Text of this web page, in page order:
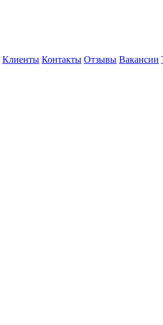
Клиенты Контакты Отзывы Вакансии